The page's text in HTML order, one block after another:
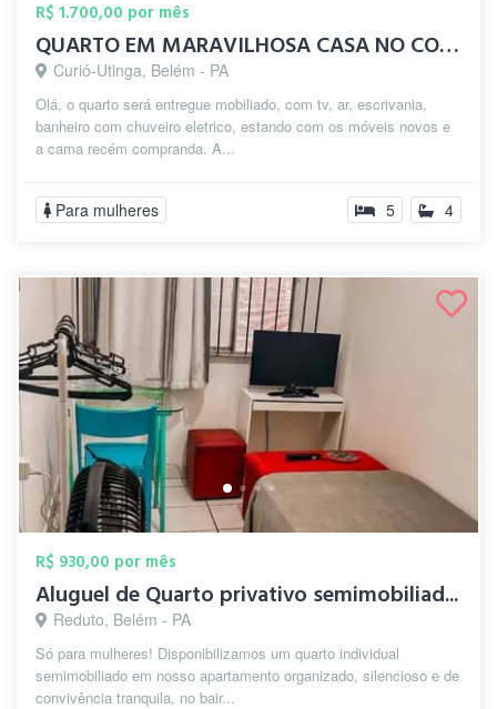
R$ 1.700,00 por mês
QUARTO EM MARAVILHOSA CASA NO CONJ JD IT...
Curió-Utinga, Belém - PA
Olá, o quarto será entregue mobiliado, com tv, ar, escrivania,
banheiro com chuveiro eletrico, estando com os móveis novos e
a cama recém compranda. A...
Para mulheres 5 4
R$ 930,00 por mês
Aluguel de Quarto privativo semimobiliad...
Reduto, Belém - PA
Só para mulheres! Disponibilizamos um quarto individual
semimobiliado em nosso apartamento organizado, silencioso e de
convivência tranquila, no bair...